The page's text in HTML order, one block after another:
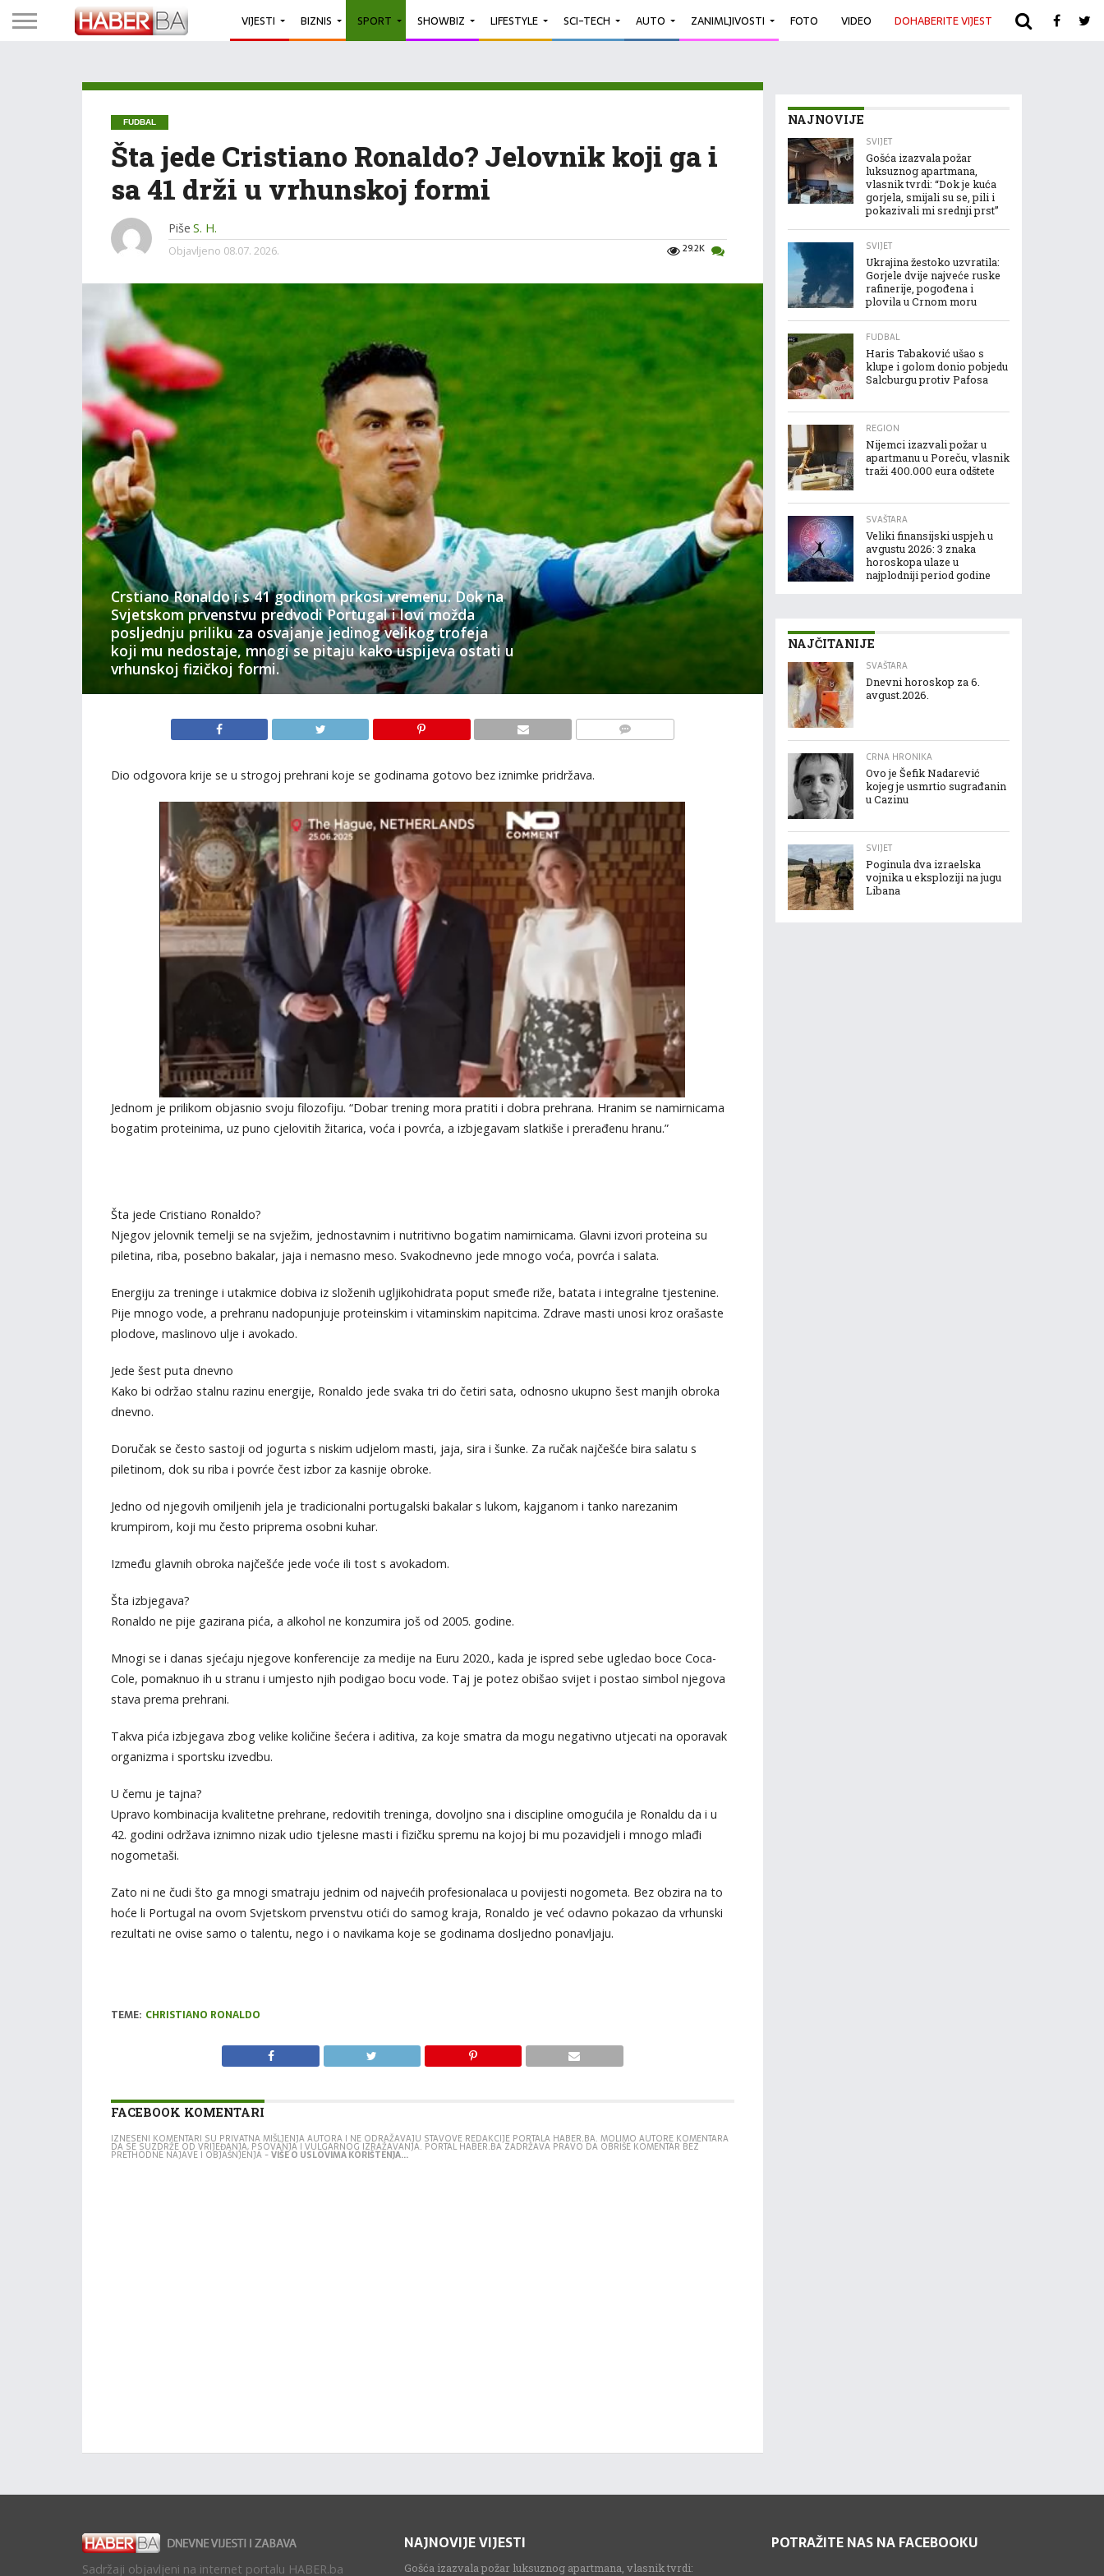
VIJESTI BIZNIS SPORT SHOWBIZ LIFESTYLE SCI-TECH AUTO ZANIMLJIVOSTI FOTO VIDEO DOHABERITE VIJEST ARHIVA
FUDBAL
Šta jede Cristiano Ronaldo? Jelovnik koji ga i
sa 41 drži u vrhunskoj formi
Piše S. H.
29.2K
Objavljeno 08.07. 2026.
Crstiano Ronaldo i s 41 godinom prkosi vremenu. Dok na
Svjetskom prvenstvu predvodi Portugal i lovi možda
posljednju priliku za osvajanje jedinog velikog trofeja
koji mu nedostaje, mnogi se pitaju kako uspijeva ostati u
vrhunskoj fizičkoj formi.
Dio odgovora krije se u strogoj prehrani koje se godinama gotovo bez iznimke pridržava.
Jednom je prilikom objasnio svoju filozofiju. “Dobar trening mora pratiti i dobra prehrana. Hranim se namirnicama
bogatim proteinima, uz puno cjelovitih žitarica, voća i povrća, a izbjegavam slatkiše i prerađenu hranu.”
Šta jede Cristiano Ronaldo?
Njegov jelovnik temelji se na svježim, jednostavnim i nutritivno bogatim namirnicama. Glavni izvori proteina su
piletina, riba, posebno bakalar, jaja i nemasno meso. Svakodnevno jede mnogo voća, povrća i salata.
Energiju za treninge i utakmice dobiva iz složenih ugljikohidrata poput smeđe riže, batata i integralne tjestenine.
Pije mnogo vode, a prehranu nadopunjuje proteinskim i vitaminskim napitcima. Zdrave masti unosi kroz orašaste
plodove, maslinovo ulje i avokado.
Jede šest puta dnevno
Kako bi održao stalnu razinu energije, Ronaldo jede svaka tri do četiri sata, odnosno ukupno šest manjih obroka
dnevno.
Doručak se često sastoji od jogurta s niskim udjelom masti, jaja, sira i šunke. Za ručak najčešće bira salatu s
piletinom, dok su riba i povrće čest izbor za kasnije obroke.
Jedno od njegovih omiljenih jela je tradicionalni portugalski bakalar s lukom, kajganom i tanko narezanim
krumpirom, koji mu često priprema osobni kuhar.
Između glavnih obroka najčešće jede voće ili tost s avokadom.
Šta izbjegava?
Ronaldo ne pije gazirana pića, a alkohol ne konzumira još od 2005. godine.
Mnogi se i danas sjećaju njegove konferencije za medije na Euru 2020., kada je ispred sebe ugledao boce Coca-
Cole, pomaknuo ih u stranu i umjesto njih podigao bocu vode. Taj je potez obišao svijet i postao simbol njegova
stava prema prehrani.
Takva pića izbjegava zbog velike količine šećera i aditiva, za koje smatra da mogu negativno utjecati na oporavak
organizma i sportsku izvedbu.
U čemu je tajna?
Upravo kombinacija kvalitetne prehrane, redovitih treninga, dovoljno sna i discipline omogućila je Ronaldu da i u
42. godini održava iznimno nizak udio tjelesne masti i fizičku spremu na kojoj bi mu pozavidjeli i mnogo mlađi
nogometaši.
Zato ni ne čudi što ga mnogi smatraju jednim od najvećih profesionalaca u povijesti nogometa. Bez obzira na to
hoće li Portugal na ovom Svjetskom prvenstvu otići do samog kraja, Ronaldo je već odavno pokazao da vrhunski
rezultati ne ovise samo o talentu, nego i o navikama koje se godinama dosljedno ponavljaju.
TEME: CHRISTIANO RONALDO
FACEBOOK KOMENTARI
IZNESENI KOMENTARI SU PRIVATNA MIŠLJENJA AUTORA I NE ODRAŽAVAJU STAVOVE REDAKCIJE PORTALA HABER.BA. MOLIMO AUTORE KOMENTARA
DA SE SUZDRŽE OD VRIJEĐANJA, PSOVANJA I VULGARNOG IZRAŽAVANJA. PORTAL HABER.BA ZADRŽAVA PRAVO DA OBRIŠE KOMENTAR BEZ
PRETHODNE NAJAVE I OBJAŠNJENJA -VIŠE O USLOVIMA KORIŠTENJA...
NAJNOVIJE
SVIJET
Gošća izazvala požar
luksuznog apartmana,
vlasnik tvrdi: “Dok je kuća
gorjela, smijali su se, pili i
pokazivali mi srednji prst”
SVIJET
Ukrajina žestoko uzvratila:
Gorjele dvije najveće ruske
rafinerije, pogođena i
plovila u Crnom moru
FUDBAL
Haris Tabaković ušao s
klupe i golom donio pobjedu
Salcburgu protiv Pafosa
REGION
Nijemci izazvali požar u
apartmanu u Poreču, vlasnik
traži 400.000 eura odštete
SVAŠTARA
Veliki finansijski uspjeh u
avgustu 2026: 3 znaka
horoskopa ulaze u
najplodniji period godine
NAJČITANIJE
SVAŠTARA
Dnevni horoskop za 6.
avgust.2026.
CRNA HRONIKA
Ovo je Šefik Nadarević
kojeg je usmrtio sugrađanin
u Cazinu
SVIJET
Poginula dva izraelska
vojnika u eksploziji na jugu
Libana
Sadržaji objavljeni na internet portalu HABER.ba
NAJNOVIJE VIJESTI
Gošća izazvala požar luksuznog apartmana, vlasnik tvrdi:
POTRAŽITE NAS NA FACEBOOKU